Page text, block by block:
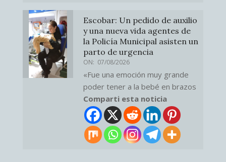
Escobar: Un pedido de auxilio
y una nueva vida agentes de
la Policía Municipal asisten un
parto de urgencia
ON: 07/08/2026
«Fue una emoción muy grande
poder tener a la bebé en brazos
Comparti esta noticia